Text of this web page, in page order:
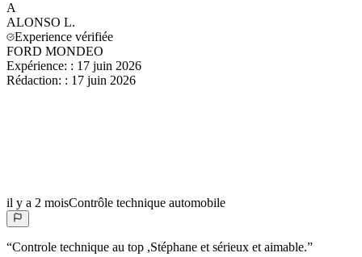
A
ALONSO L.
Experience vérifiée
FORD MONDEO
Expérience: : 17 juin 2026
Rédaction: : 17 juin 2026
il y a 2 moisContrôle technique automobile
“Controle technique au top ,Stéphane et sérieux et aimable.”